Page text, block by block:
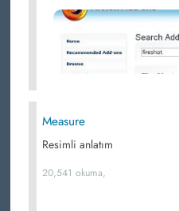
Measure
Resimli anlatım
20,541 okuma,